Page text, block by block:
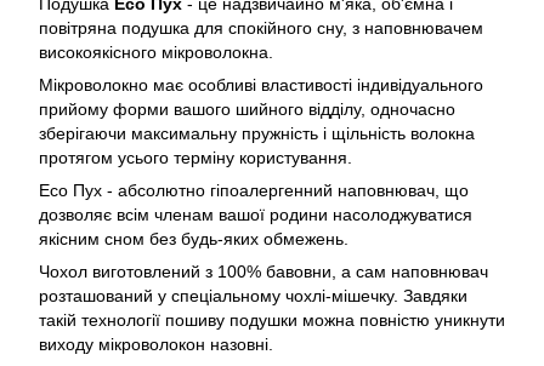
повітряна подушка для спокійного сну, з наповнювачем
високоякісного мікроволокна.
Мікроволокно має особливі властивості індивідуального
прийому форми вашого шийного відділу, одночасно
зберігаючи максимальну пружність і щільність волокна
протягом усього терміну користування.
Eco Пух - абсолютно гіпоалергенний наповнювач, що
дозволяє всім членам вашої родини насолоджуватися
якісним сном без будь-яких обмежень.
Чохол виготовлений з 100% бавовни, а сам наповнювач
розташований у спеціальному чохлі-мішечку. Завдяки
такій технології пошиву подушки можна повністю уникнути
виходу мікроволокон назовні.